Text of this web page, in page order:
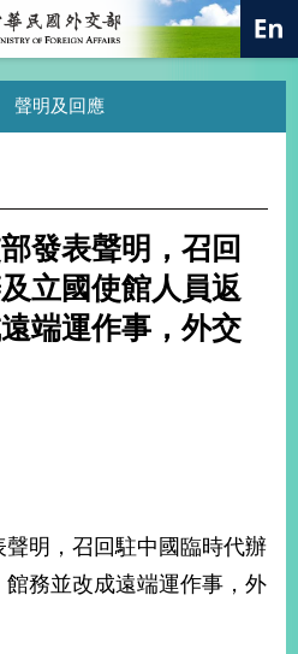
聲明及回應
發表聲明，召回
立國使館人員返
端運作事，外交
明，召回駐中國臨時代辦
務並改成遠端運作事，外